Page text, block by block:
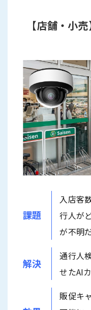
【店舗・小
課題
入店客
行人が
が不明
解決
通行人
せたAI
販促キ